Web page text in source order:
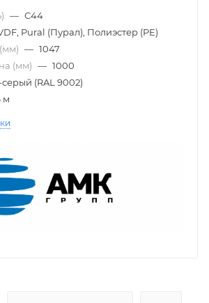
— С44
Pural (Пурал), Полиэстер (PE)
— 1047
(мм) — 1000
(RAL 9002)
м